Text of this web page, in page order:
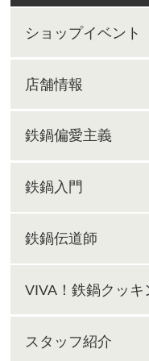
ショップイベント
店舗情報
鉄鍋偏愛主義
鉄鍋入門
鉄鍋伝道師
VIVA！鉄鍋クッキ
スタッフ紹介